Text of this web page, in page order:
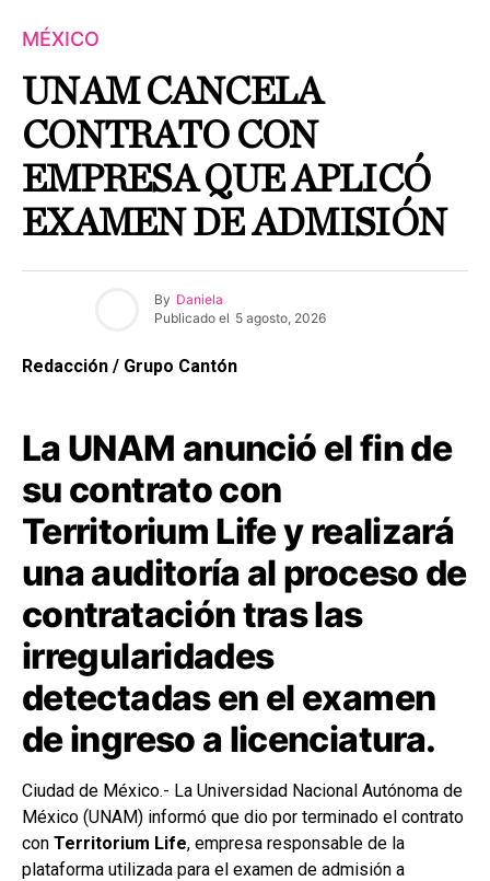
MÉXICO
UNAM CANCELA
CONTRATO CON
EMPRESA QUE APLICÓ
EXAMEN DE ADMISIÓN
By Daniela
Publicado el 5 agosto, 2026
Redacción / Grupo Cantón
La UNAM anunció el fin de
su contrato con
Territorium Life y realizará
una auditoría al proceso de
contratación tras las
irregularidades
detectadas en el examen
de ingreso a licenciatura.
Ciudad de México.- La Universidad Nacional Autónoma de
México (UNAM) informó que dio por terminado el contrato
con Territorium Life, empresa responsable de la
plataforma utilizada para el examen de admisión a